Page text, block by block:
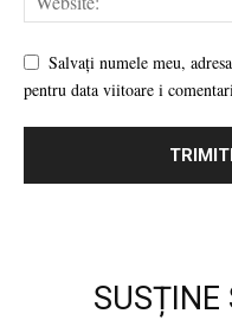
Salvați numele meu,
pentru data viitoare i
SUSȚINE